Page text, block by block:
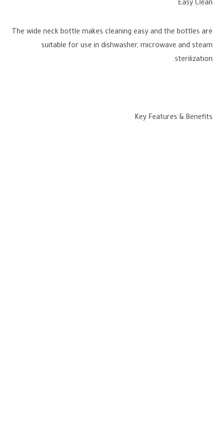
Easy Clean
The wide neck bottle makes cleaning easy and the bottles are
suitable for use in dishwasher, microwave and steam
sterilization.
Key Features & Benefits